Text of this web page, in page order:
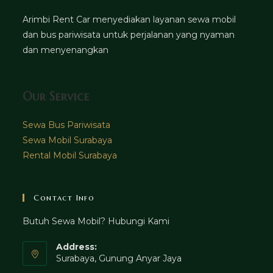
Arimbi Rent Car menyediakan layanan sewa mobil
dan bus pariwisata untuk perjalanan yang nyaman
dan menyenangkan
Our Service
Sewa Bus Pariwisata
Sewa Mobil Surabaya
Rental Mobil Surabaya
Contact Info
Butuh Sewa Mobil? Hubungi Kami
Address:
Surabaya, Gunung Anyar Jaya